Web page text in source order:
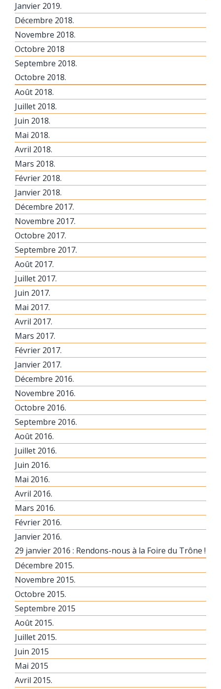
Janvier 2019.
Décembre 2018.
Novembre 2018.
Octobre 2018
Septembre 2018.
Octobre 2018.
Août 2018.
Juillet 2018.
Juin 2018.
Mai 2018.
Avril 2018.
Mars 2018.
Février 2018.
Janvier 2018.
Décembre 2017.
Novembre 2017.
Octobre 2017.
Septembre 2017.
Août 2017.
Juillet 2017.
Juin 2017.
Mai 2017.
Avril 2017.
Mars 2017.
Février 2017.
Janvier 2017.
Décembre 2016.
Novembre 2016.
Octobre 2016.
Septembre 2016.
Août 2016.
Juillet 2016.
Juin 2016.
Mai 2016.
Avril 2016.
Mars 2016.
Février 2016.
Janvier 2016.
29 janvier 2016 : Rendons-nous à la Foire du Trône !
Décembre 2015.
Novembre 2015.
Octobre 2015.
Septembre 2015
Août 2015.
Juillet 2015.
Juin 2015
Mai 2015
Avril 2015.